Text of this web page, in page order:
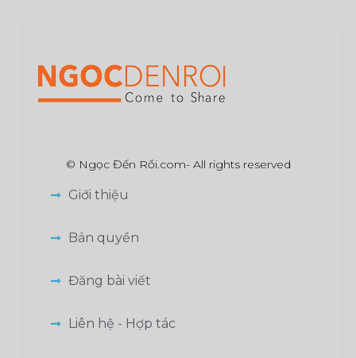
© Ngọc Đến Rồi.com- All rights reserved
Giới thiệu
Bản quyền
Đăng bài viết
Liên hệ - Hợp tác